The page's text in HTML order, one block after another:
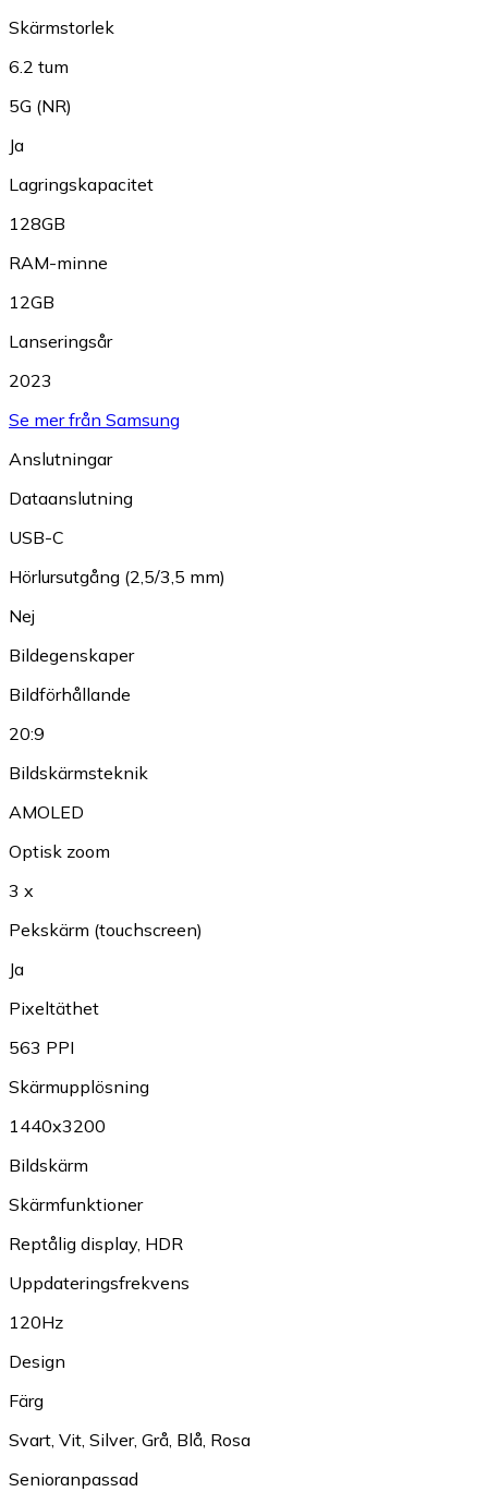
Skärmstorlek
6.2 tum
5G (NR)
Ja
Lagringskapacitet
128GB
RAM-minne
12GB
Lanseringsår
2023
Se mer från Samsung
Anslutningar
Dataanslutning
USB-C
Hörlursutgång (2,5/3,5 mm)
Nej
Bildegenskaper
Bildförhållande
20:9
Bildskärmsteknik
AMOLED
Optisk zoom
3 x
Pekskärm (touchscreen)
Ja
Pixeltäthet
563 PPI
Skärmupplösning
1440x3200
Bildskärm
Skärmfunktioner
Reptålig display, HDR
Uppdateringsfrekvens
120Hz
Design
Färg
Svart, Vit, Silver, Grå, Blå, Rosa
Senioranpassad